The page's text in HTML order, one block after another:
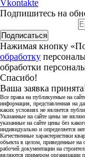
Vkontakte
Подпишитесь на
Подписаться
Нажимая кнопку
обработку
обработки
Спасибо!
Ваша заявка
Все права на публикуемые на
информация, представленная на
каких условиях не является
Указанные на сайте цены не
указанные на сайте цены без
индивидуально и определяется
Качественные характеристики
объекта в целом, приведенные на
рабочей документации на
являются примером организации